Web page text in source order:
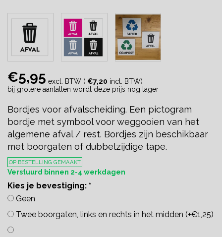
€5,95 excl. BTW ( €7,20 incl. BTW)
bij grotere aantallen wordt deze prijs nog lager
Bordjes voor afvalscheiding. Een pictogram
bordje met symbool voor weggooien van het
algemene afval / rest. Bordjes zijn beschikbaar
met boorgaten of dubbelzijdige tape.
OP BESTELLING GEMAAKT
Verstuurd binnen 2-4 werkdagen
Kies je bevestiging: *
Geen
Twee boorgaten, links en rechts in het midden (+€1,25)